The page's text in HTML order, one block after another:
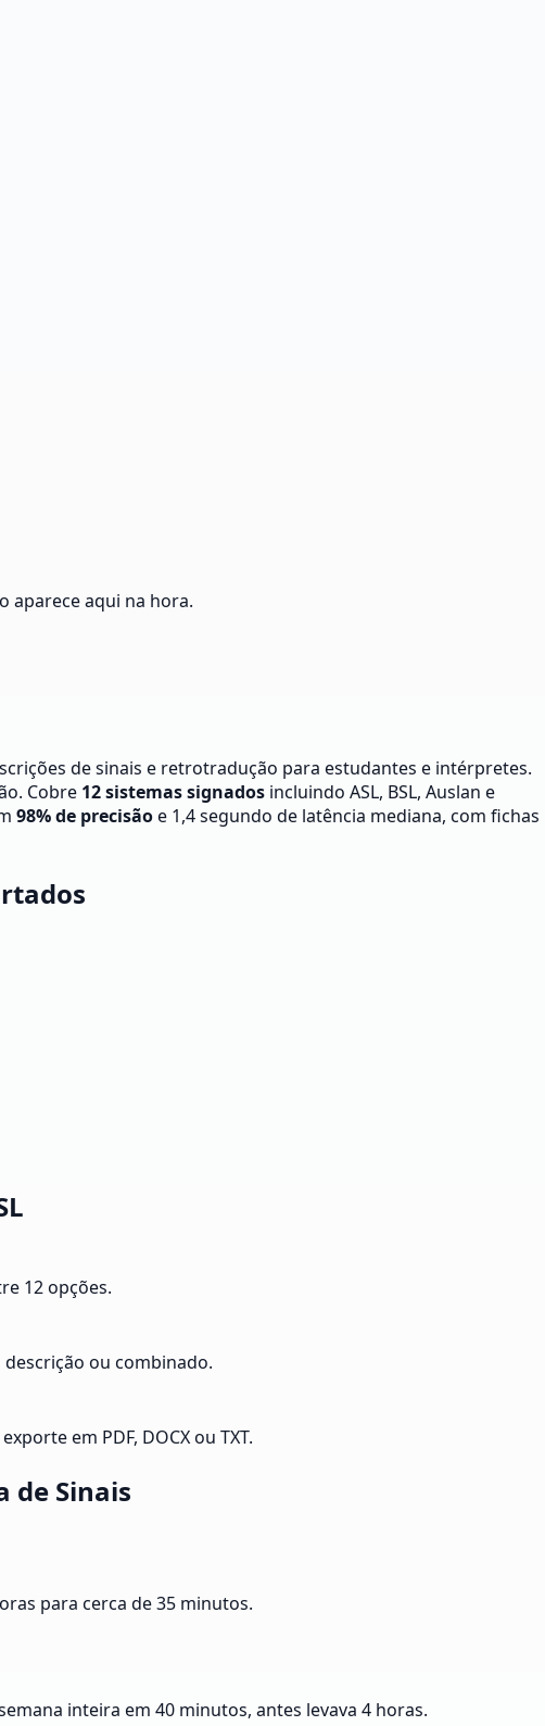
aparece aqui na hora.
de sinais e retrotradução para estudantes e intérpretes.
Cobre 12 sistemas signados incluindo ASL, BSL, Auslan e
98% de precisãoe 1,4 segundo de latência mediana, com fichas
12 opções.
ou combinado.
em PDF, DOCX ou TXT.
de Sinais
para cerca de 35 minutos.
inteira em 40 minutos, antes levava 4 horas.